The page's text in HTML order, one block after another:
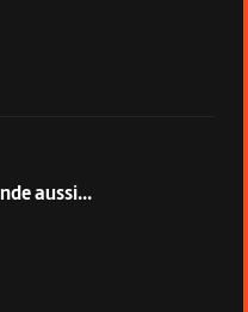
aussi...